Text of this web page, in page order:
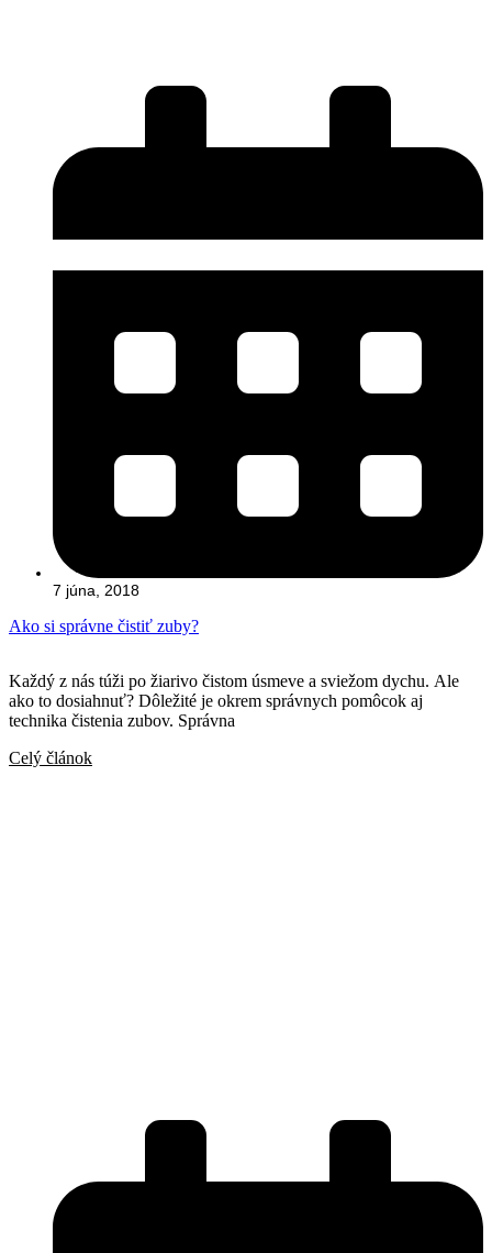
7 júna, 2018
Ako si správne čistiť zuby?
Každý z nás túži po žiarivo čistom úsmeve a sviežom dychu. Ale
ako to dosiahnuť? Dôležité je okrem správnych pomôcok aj
technika čistenia zubov. Správna
Celý článok